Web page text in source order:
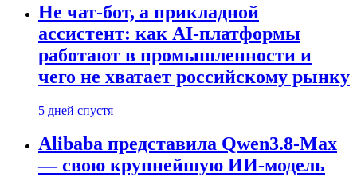
Не чат-бот, а прикладной
ассистент: как AI-платформы
работают в промышленности и
чего не хватает российскому рынку
5 дней спустя
Alibaba представила Qwen3.8-Max
— свою крупнейшую ИИ-модель